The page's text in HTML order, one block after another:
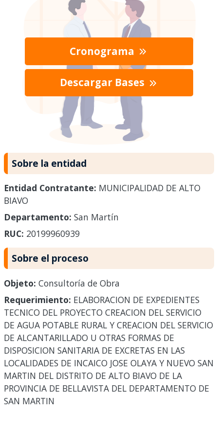
Cronograma
Descargar Bases
Sobre la entidad
Entidad Contratante: MUNICIPALIDAD DE ALTO
BIAVO
Departamento: San Martín
RUC: 20199960939
Sobre el proceso
Objeto: Consultoría de Obra
Requerimiento: ELABORACION DE EXPEDIENTES
TECNICO DEL PROYECTO CREACION DEL SERVICIO
DE AGUA POTABLE RURAL Y CREACION DEL SERVICIO
DE ALCANTARILLADO U OTRAS FORMAS DE
DISPOSICION SANITARIA DE EXCRETAS EN LAS
LOCALIDADES DE INCAICO JOSE OLAYA Y NUEVO SAN
MARTIN DEL DISTRITO DE ALTO BIAVO DE LA
PROVINCIA DE BELLAVISTA DEL DEPARTAMENTO DE
SAN MARTIN